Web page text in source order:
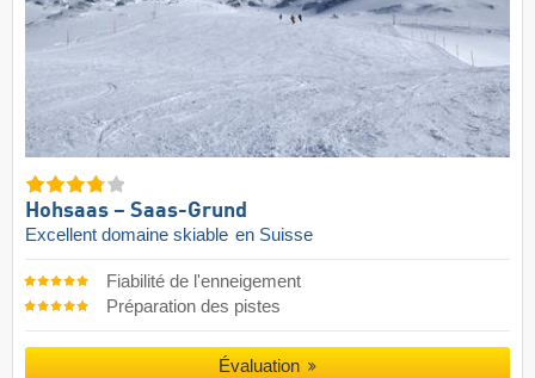
Hohsaas – Saas-Grund
Excellent domaine skiable en Suisse
Fiabilité de l'enneigement
Préparation des pistes
Évaluation